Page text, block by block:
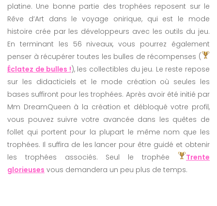
platine. Une bonne partie des trophées reposent sur le
Rêve d’Art dans le voyage onirique, qui est le mode
histoire crée par les développeurs avec les outils du jeu.
En terminant les 56 niveaux, vous pourrez également
penser à récupérer toutes les bulles de récompenses (
Éclatez de bulles !), les collectibles du jeu. Le reste repose
sur les didacticiels et le mode création où seules les
bases suffiront pour les trophées. Après avoir été initié par
Mm DreamQueen à la création et débloqué votre profil,
vous pouvez suivre votre avancée dans les quêtes de
follet qui portent pour la plupart le même nom que les
trophées. Il suffira de les lancer pour être guidé et obtenir
les trophées associés. Seul le trophée
Trente
glorieuses vous demandera un peu plus de temps.